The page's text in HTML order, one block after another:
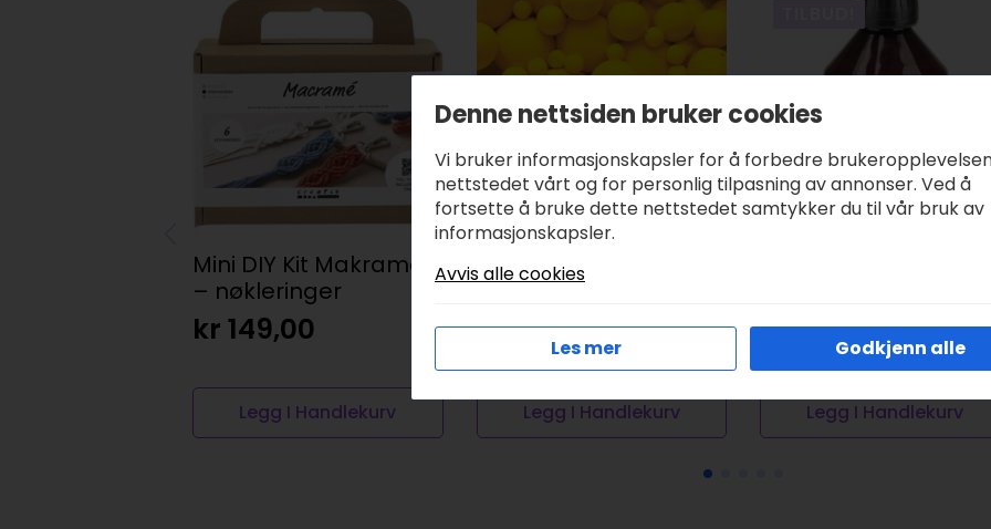
Mini DIY Kit Makramé
– nøkleringer
kr 149,00
Legg I Handlekurv
Vattkule gul, 40mm
1stk
kr5,50
Legg I Handlekurv
kr209,00
Opprinnelig
pris
var:
kr 209,00.
kr139,00
Nåværende
pris
er:
kr 139,00.
Legg I Handlekurv
Denne nettsiden bruker cookies
Vi bruker informasjonskapsler for å forbedre
nettstedet vårt og for personlig tilpasning av annonser. Ved å
fortsette å bruke dette nettstedet samtykker du til vår bruk av
informasjonskapsler.
Avvis alle cookies
Les mer Godkjenn alle